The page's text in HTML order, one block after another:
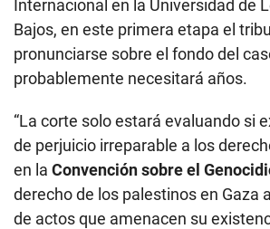
Internacional en la Universidad de
Bajos, en este primera etapa el
pronunciarse sobre el fondo del
probablemente necesitará años.
“La corte solo estará evaluando si
de perjuicio irreparable a los
en la Convención sobre el
derecho de los palestinos en Gaza
de actos que amenacen su